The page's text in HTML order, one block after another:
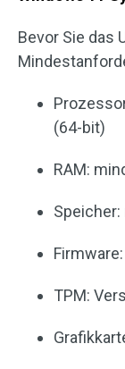
Bevor Sie das
(64-bit)
RAM:
TPM: